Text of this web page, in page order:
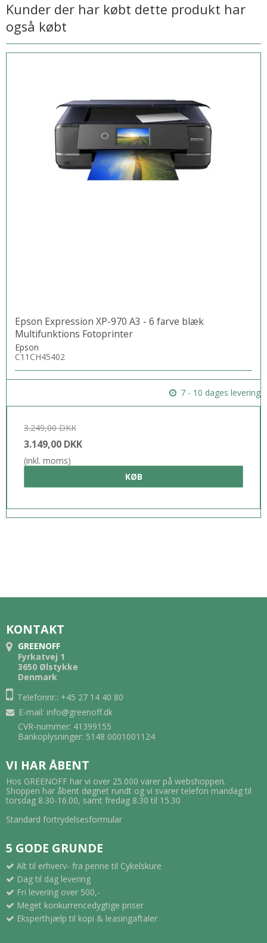
Kunder der har købt dette produkt har
også købt
Epson Expression XP-970 A3 - 6 farve blæk
Multifunktions Fotoprinter
Epson
C11CH45402
7 - 10 dages levering
3.249,00 DKK
3.149,00 DKK
(inkl. moms)
KØB
KONTAKT
GREENOFF
Fyrkatvej 1
3650 Ølstykke
Denmark
Telefonnr.: +45 27 14 40 80
E-mail: info@greenoff.dk
CVR-nummer: 41399155
Bankoplysninger: 5148 0001001124
VI HAR ÅBENT
Hos GREENOFF har vi over 25.000 varer på webshoppen.
Shoppen har åbent døgnet rundt og vi svarer telefon mandag til
torsdag 8.30-16.00, samt fredag 8.30 til 15.30
Standard fortrydelsesformular
5 GODE GRUNDE
Alt til erhverv- fra penne til Cykelskure
Dag til dag levering
Fri levering over 500,-
Meget konkurrencedygtige priser
Eksperthjælp til kopi & leasingaftaler